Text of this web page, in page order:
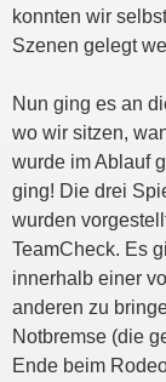
konnten wir
Szenen gelegt
Nun ging es an
wo wir sitzen,
wurde im Ablauf
ging! Die drei
wurden
TeamCheck. Es
innerhalb einer
anderen zu
Notbremse (die
Ende beim